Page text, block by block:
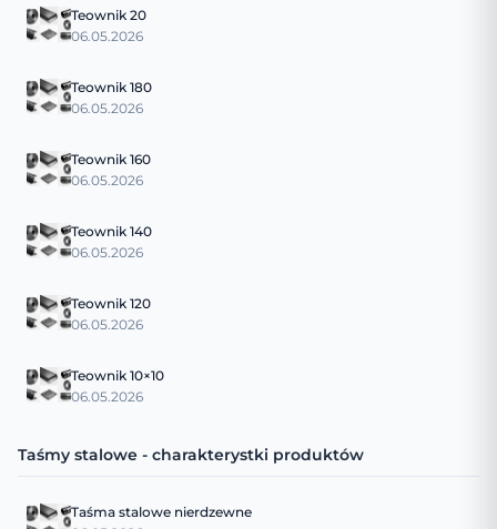
Teownik 20
06.05.2026
Teownik 180
06.05.2026
Teownik 160
06.05.2026
Teownik 140
06.05.2026
Teownik 120
06.05.2026
Teownik 10×10
06.05.2026
Taśmy stalowe - charakterystki produktów
Taśma stalowe nierdzewne